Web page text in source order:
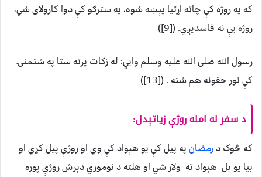
که په روژه کې چاته اړتيا پېښه شوه، په سترګو کې دوا کارولای شي،
روژه يې نه فاسديږي. ([9])
رسول الله صلی الله عليه وسلم وايي: له زکات پرته ستا په شتمنۍ
کې نور حقونه هم شته . ([13])
د سفر له امله روژې زياتېدل:
که څوک درمضانپه پيل کې يو هېواد کې وي او روژې پيل کړي او
بيا يو بل هېواد ته ولاړ شي او هلته د نوموړي دېرش روژې پوره